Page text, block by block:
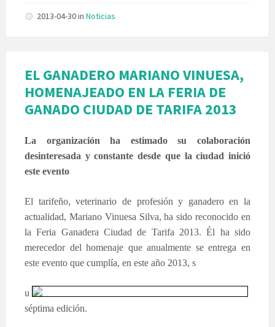
2013-04-30in Noticias
EL GANADERO MARIANO VINUESA,
HOMENAJEADO EN LA FERIA DE
GANADO CIUDAD DE TARIFA 2013
La organización ha estimado su colaboración
desinteresada y constante desde que la ciudad inició
este evento
El tarifeño, veterinario de profesión y ganadero en la
actualidad, Mariano Vinuesa Silva, ha sido reconocido en
la Feria Ganadera Ciudad de Tarifa 2013. Él ha sido
merecedor del homenaje que anualmente se entrega en
este evento que cumplía, en este año 2013, s
u
séptima edición.